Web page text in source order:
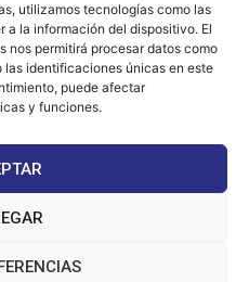
utilizamos tecnologías como las
la información del dispositivo. El
nos permitirá procesar datos como
identificaciones únicas en este
puede afectar
y funciones.
(Cita previa) 11130